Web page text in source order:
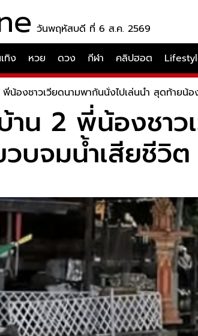
วันพฤหัสบดี ที่ 6 ส.ค. 2569
ทิง หวย ดวง กีฬา คลิปฮอต
น้องชาวเวียดนามพากันนั่งไปเล่นน้ำ สุดท้ายน้
น 2 พี่น้องชาว
บจมน้ำเสียชีวิต